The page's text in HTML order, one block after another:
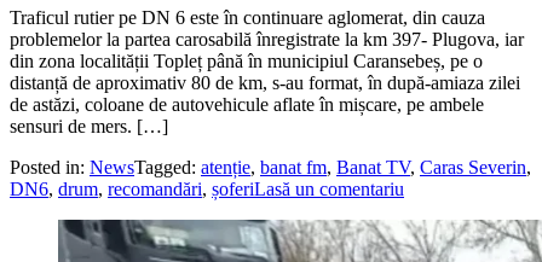
Traficul rutier pe DN 6 este în continuare aglomerat, din cauza
problemelor la partea carosabilă înregistrate la km 397- Plugova, iar
din zona localității Topleț până în municipiul Caransebeș, pe o
distanță de aproximativ 80 de km, s-au format, în după-amiaza zilei
de astăzi, coloane de autovehicule aflate în mișcare, pe ambele
sensuri de mers. […]
Posted in: NewsTagged: atenție, banat fm, Banat TV, Caras Severin,
DN6, drum, recomandări, șoferiLasă un comentariu